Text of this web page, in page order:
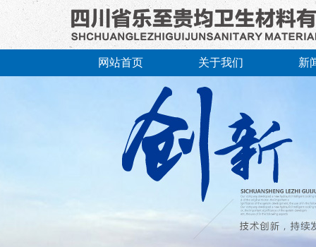
网站首页 关于我们 新